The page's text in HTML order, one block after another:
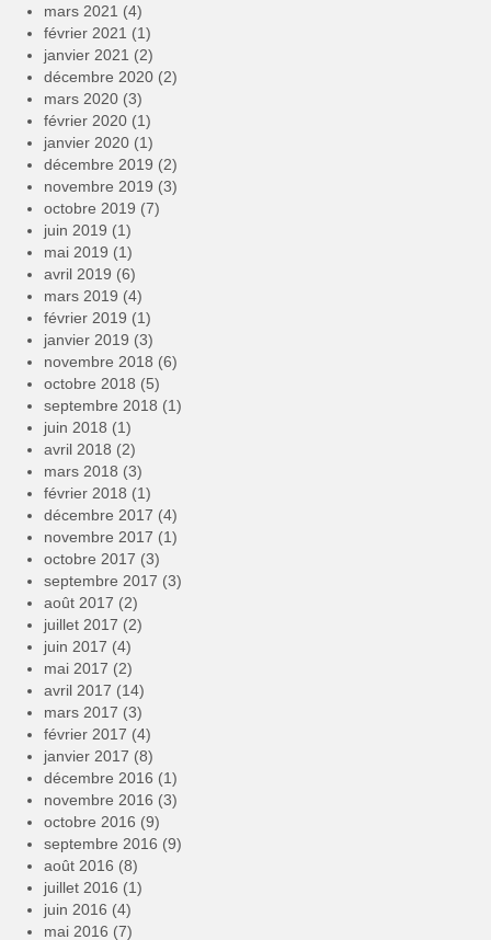
mars 2021 (4)
février 2021 (1)
janvier 2021 (2)
décembre 2020 (2)
mars 2020 (3)
février 2020 (1)
janvier 2020 (1)
décembre 2019 (2)
novembre 2019 (3)
octobre 2019 (7)
juin 2019 (1)
mai 2019 (1)
avril 2019 (6)
mars 2019 (4)
février 2019 (1)
janvier 2019 (3)
novembre 2018 (6)
octobre 2018 (5)
septembre 2018 (1)
juin 2018 (1)
avril 2018 (2)
mars 2018 (3)
février 2018 (1)
décembre 2017 (4)
novembre 2017 (1)
octobre 2017 (3)
septembre 2017 (3)
août 2017 (2)
juillet 2017 (2)
juin 2017 (4)
mai 2017 (2)
avril 2017 (14)
mars 2017 (3)
février 2017 (4)
janvier 2017 (8)
décembre 2016 (1)
novembre 2016 (3)
octobre 2016 (9)
septembre 2016 (9)
août 2016 (8)
juillet 2016 (1)
juin 2016 (4)
mai 2016 (7)